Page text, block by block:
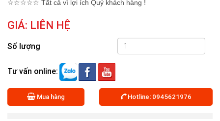
☆☆☆☆☆ Tất cả vì lợi ích Quý khách hàng !
GIÁ: LIÊN HỆ
Số lượng
Tư vấn online:
Mua hàng Hotline: 0945621976